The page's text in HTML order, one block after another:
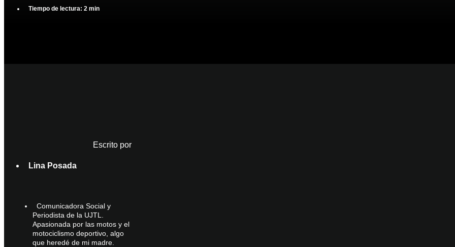
Tiempo de lectura: 2 min
Escrito por
Lina Posada
Comunicadora Social y
Periodista de la UJTL.
Apasionada por las motos y el
motociclismo deportivo, algo
que heredé de mi madre.